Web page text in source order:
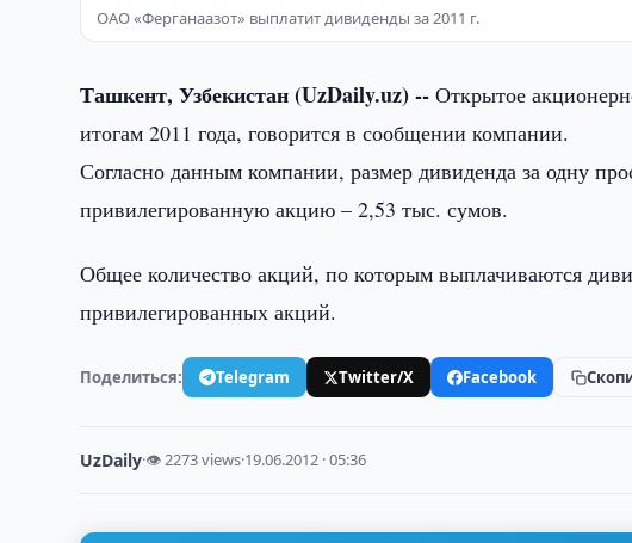
ОАО «Ферганаазот» выплатит дивиденды за 2011 г.
Ташкент, Узбекистан (UzDaily.uz) -- Открытое
итогам 2011 года, говорится в сообщении компании.
Согласно данным компании, размер дивиденда за одну
привилегированную акцию – 2,53 тыс. сумов.
Общее количество акций, по которым выплачиваются
привилегированных акций.
Поделиться: Telegram Twitter/X Facebook
UzDaily·👁 2273 views·19.06.2012 · 05:36